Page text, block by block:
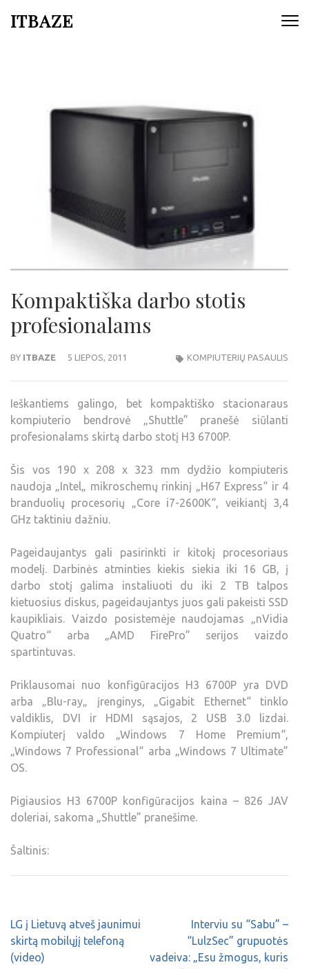
ITBAZE
Kompaktiška darbo stotis
profesionalams
BY ITBAZE 5 LIEPOS, 2011 KOMPIUTERIŲ PASAULIS
Ieškantiems galingo, bet kompaktiško stacionaraus
kompiuterio bendrovė „Shuttle” pranešė siūlanti
profesionalams skirtą darbo stotį H3 6700P.
Šis vos 190 x 208 x 323 mm dydžio kompiuteris
naudoja „Intel„ mikroschemų rinkinį „H67 Express“ ir 4
branduolių procesorių „Core i7-2600K“, veikiantį 3,4
GHz taktiniu dažniu.
Pageidaujantys gali pasirinkti ir kitokį procesoriaus
modelį. Darbinės atminties kiekis siekia iki 16 GB, į
darbo stotį galima instaliuoti du iki 2 TB talpos
kietuosius diskus, pageidaujantys juos gali pakeisti SSD
kaupikliais. Vaizdo posistemėje naudojamas „nVidia
Quatro“ arba „AMD FirePro” serijos vaizdo
spartintuvas.
Priklausomai nuo konfigūracijos H3 6700P yra DVD
arba „Blu-ray„ įrenginys, „Gigabit Ethernet“ tinklo
valdiklis, DVI ir HDMI sąsajos, 2 USB 3.0 lizdai.
Kompiuterį valdo „Windows 7 Home Premium“,
„Windows 7 Professional“ arba „Windows 7 Ultimate”
OS.
Pigiausios H3 6700P konfigūracijos kaina – 826 JAV
doleriai, sakoma „Shuttle” pranešime.
Šaltinis:
LG į Lietuvą atveš jaunimui
skirtą mobilųjį telefoną
(video)
Interviu su “Sabu” –
“LulzSec” grupuotės
vadeiva: „Esu žmogus, kuris